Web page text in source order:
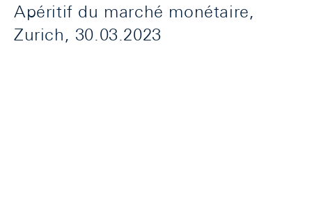
Apéritif du marché monétaire,
Zurich, 30.03.2023